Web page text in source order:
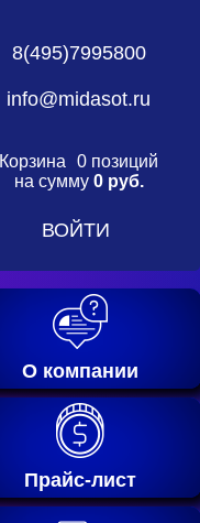
8(495)7995800
info@midasot.ru
Корзина
0 позиций
на сумму 0 руб.
ВОЙТИ
О компании
Прайс-лист